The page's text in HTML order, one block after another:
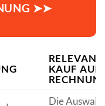
➤➤
KAUF AUF
Die Auswahl